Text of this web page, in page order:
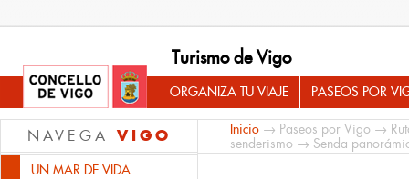
Turismo de Vigo
ORGANIZA TU VIAJE PASEOS POR
NAVEGA VIGO
UN MAR DE VIDA
Inicio → Paseos por Vigo →
senderismo → Senda